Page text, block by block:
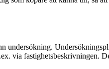
undersökning.
via fastighetsbeskrivningen.